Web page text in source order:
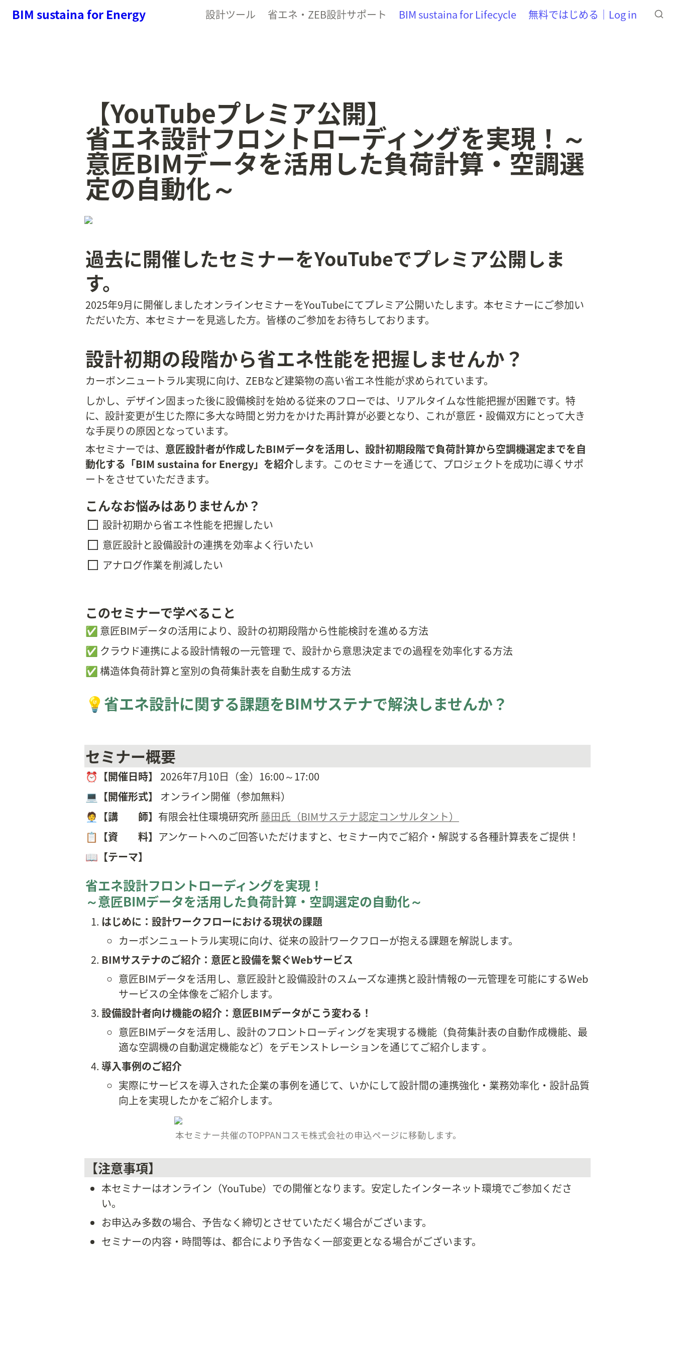
BIM sustaina for Energy 設計ツール 省エネ・ZEB設計サポート BIM sustaina for Lifecycle 無料ではじめる｜Log in
【YouTubeプレミア公開】
省エネ設計フロントローディングを実現！～
意匠BIMデータを活用した負荷計算・空調選
定の自動化～
過去に開催したセミナーをYouTubeでプレミア公開しま
す。
2025年9月に開催しましたオンラインセミナーをYouTubeにてプレミア公開いたします。本セミナーにご参加い
ただいた方、本セミナーを見逃した方。皆様のご参加をお待ちしております。
設計初期の段階から省エネ性能を把握しませんか？
カーボンニュートラル実現に向け、ZEBなど建築物の高い省エネ性能が求められています。
しかし、デザイン固まった後に設備検討を始める従来のフローでは、リアルタイムな性能把握が困難です。特
に、設計変更が生じた際に多大な時間と労力をかけた再計算が必要となり、これが意匠・設備双方にとって大き
な手戻りの原因となっています。
本セミナーでは、 意匠設計者が作成したBIMデータを活用し、設計初期段階で負荷計算から空調機選定までを自
動化する「BIM sustaina for Energy」を紹介します。このセミナーを通じて、プロジェクトを成功に導くサポ
ートをさせていただきます。
こんなお悩みはありませんか？
設計初期から省エネ性能を把握したい
意匠設計と設備設計の連携を効率よく行いたい
アナログ作業を削減したい
このセミナーで学べること
✅ 意匠BIMデータの活用により、設計の初期段階から性能検討を進める方法
✅ クラウド連携による設計情報の一元管理 で、設計から意思決定までの過程を効率化する方法
✅ 構造体負荷計算と室別の負荷集計表を自動生成する方法
💡省エネ設計に関する課題をBIMサステナで解決しませんか？
セミナー概要
⏰【開催日時】 2026年7月10日（金）16:00～17:00
💻【開催形式】
オンライン開催（参加無料）
🧑‍💼【講　　師】 有限会社住環境研究所 藤田氏（BIMサステナ認定コンサルタント）
📋 【資　　料】 アンケートへのご回答いただけますと、セミナー内でご紹介・解説する各種計算表をご提供！
📖 【テーマ】
省エネ設計フロントローディングを実現！
～意匠BIMデータを活用した負荷計算・空調選定の自動化～
はじめに：設計ワークフローにおける現状の課題
カーボンニュートラル実現に向け、従来の設計ワークフローが抱える課題を解説します。
BIMサステナのご紹介：意匠と設備を繋ぐWebサービス
意匠BIMデータを活用し、意匠設計と設備設計のスムーズな連携と設計情報の一元管理を可能にするWeb
サービスの全体像をご紹介します。
設備設計者向け機能の紹介：意匠BIMデータがこう変わる！
意匠BIMデータを活用し、設計のフロントローディングを実現する機能（負荷集計表の自動作成機能、最
適な空調機の自動選定機能など）をデモンストレーションを通じてご紹介します 。
導入事例のご紹介
実際にサービスを導入された企業の事例を通じて、いかにして設計間の連携強化・業務効率化・設計品質
向上を実現したかをご紹介します。
本セミナー共催のTOPPANコスモ株式会社の申込ページに移動します。
【注意事項】
本セミナーはオンライン（YouTube）での開催となります。安定したインターネット環境でご参加くださ
い。
お申込み多数の場合、予告なく締切とさせていただく場合がございます。
セミナーの内容・時間等は、都合により予告なく一部変更となる場合がございます。